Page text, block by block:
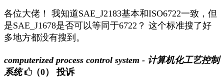
各位大佬！ 我知道SAE_J2183基本和ISO6722一致，但
是SAE_J1678是否可以等同于6722？ 这个标准搜了好
多地方都没有搜到。
computerized process control system - 计算机化工艺控制
系统
（0） 投诉